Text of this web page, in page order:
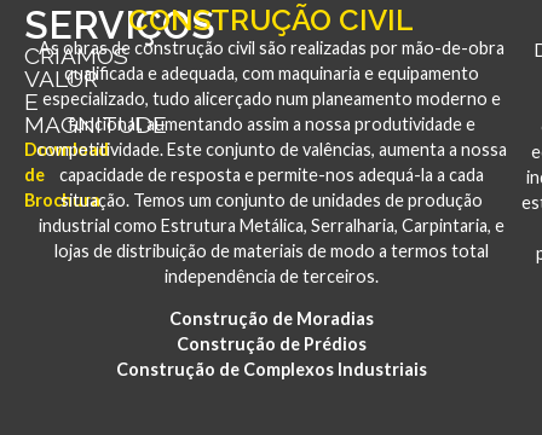
SERVIÇOS
CRIAMOS
VALOR
E
MAGNITUDE
Download
de
Brochura
CONSTRUÇÃO CIVIL
As obras de construção civil são realizadas por mão-de-obra
qualificada e adequada, com maquinaria e equipamento
especializado, tudo alicerçado num planeamento moderno e
funcional, aumentando assim a nossa produtividade e
competitividade. Este conjunto de valências, aumenta a nossa
capacidade de resposta e permite-nos adequá-la a cada
situação. Temos um conjunto de unidades de produção
industrial como Estrutura Metálica, Serralharia, Carpintaria, e
lojas de distribuição de materiais de modo a termos total
independência de terceiros.
Construção de Moradias
Construção de Prédios
Construção de Complexos Industriais